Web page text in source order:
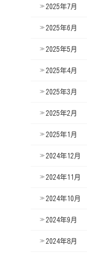
2025年7月
2025年6月
2025年5月
2025年4月
2025年3月
2025年2月
2025年1月
2024年12月
2024年11月
2024年10月
2024年9月
2024年8月